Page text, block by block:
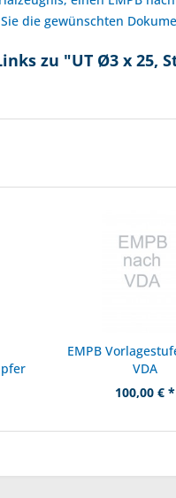
die gewünschten
zu "UT Ø3 x 25,
EMPB
VDA
100,00 € *